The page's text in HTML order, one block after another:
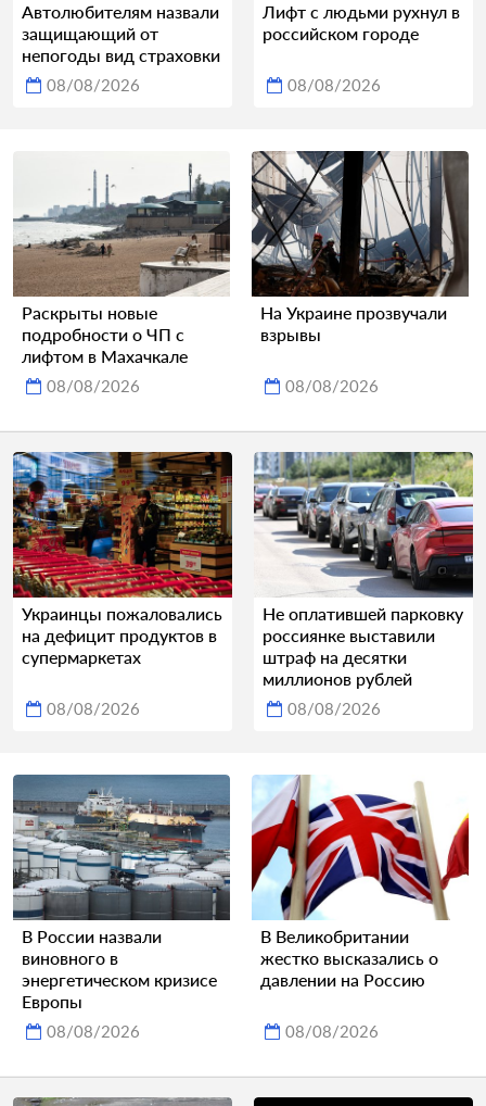
Автолюбителям назвали
защищающий от
непогоды вид страховки
08/08/2026
Лифт с людьми рухнул в
российском городе
08/08/2026
Раскрыты новые
подробности о ЧП с
лифтом в Махачкале
08/08/2026
На Украине прозвучали
взрывы
08/08/2026
Украинцы пожаловались
на дефицит продуктов в
супермаркетах
08/08/2026
Не оплатившей парковку
россиянке выставили
штраф на десятки
миллионов рублей
08/08/2026
В России назвали
виновного в
энергетическом кризисе
Европы
08/08/2026
В Великобритании
жестко высказались о
давлении на Россию
08/08/2026